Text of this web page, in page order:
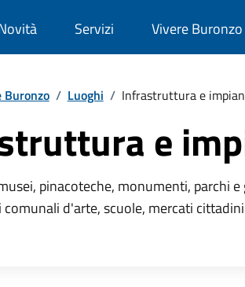
Servizi Vivere Buronzo
Buronzo / Luoghi / Infrastruttura e
e
pinacoteche, monumenti, parchi
d'arte, scuole, mercati